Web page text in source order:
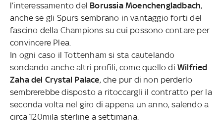
l’interessamento del Borussia Moenchengladbach,
anche se gli Spurs sembrano in vantaggio forti del
fascino della Champions su cui possono contare per
convincere Plea.
In ogni caso il Tottenham si sta cautelando
sondando anche altri profili, come quello di Wilfried
Zaha del Crystal Palace, che pur di non perderlo
sembrerebbe disposto a ritoccargli il contratto per la
seconda volta nel giro di appena un anno, salendo a
circa 120mila sterline a settimana.